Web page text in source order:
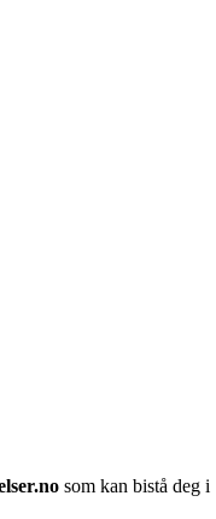
som kan bistå deg i